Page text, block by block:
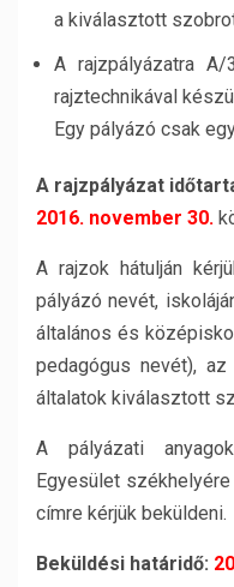
a kiválasztott
A rajzpályázatra
rajztechnikával
Egy pályázó csak
A rajzpályázat
2016. november 30.
A rajzok hátulján
pályázó nevét,
általános és
pedagógus nevét),
általatok kiválasztott
A pályázati
Egyesület
címre kérjük beküldeni.
Beküldési határidő: